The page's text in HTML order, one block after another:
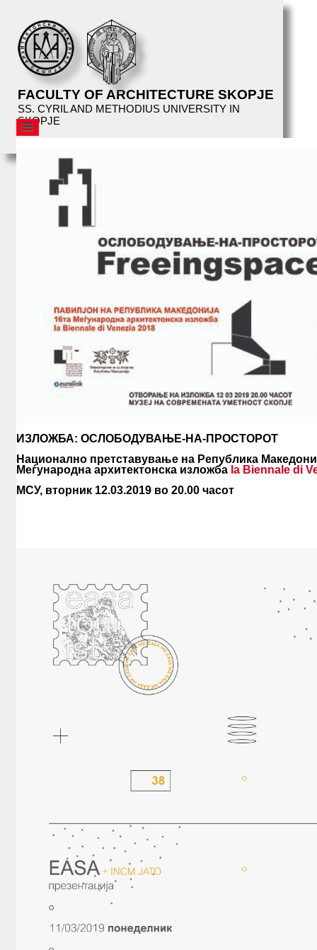
FACULTY OF ARCHITECTURE SKOPJE
SS. CYRIL AND METHODIUS UNIVERSITY IN
SKOPJE
AFS
STRUCTURE
EDUCATION
FACILITIES
LIBRARY
EXHIBITIONS
SUMMER SCHOOL
PUBLICATIONS
ИЗЛОЖБА: ОСЛОБОДУВАЊЕ-НА-ПРОСТОРОТ
Национално претставување на Република
Меѓународна архитектонска изложба la Biennale di
МСУ, вторник 12.03.2019 во 20.00 часот